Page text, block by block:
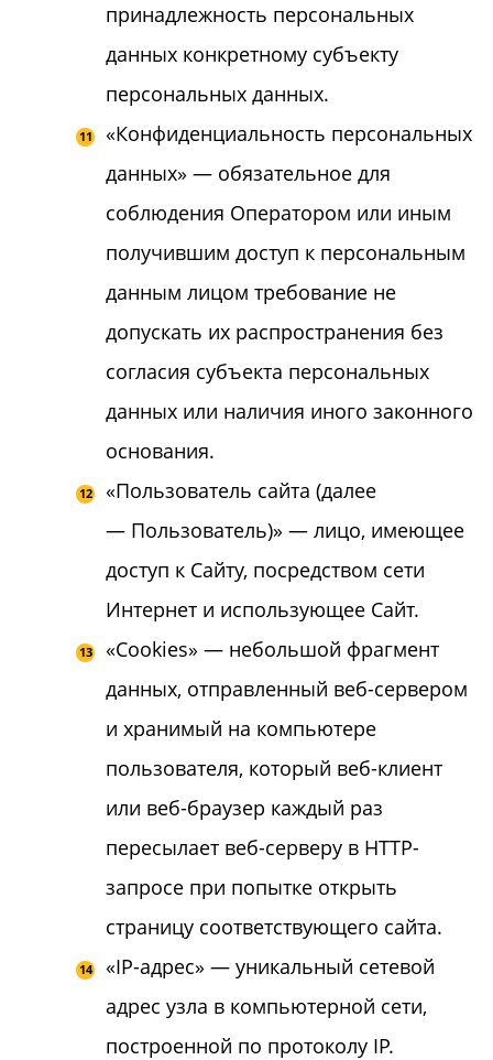
принадлежность персональных
данных конкретному субъекту
персональных данных.
«Конфиденциальность персональных
данных» — обязательное для
соблюдения Оператором или иным
получившим доступ к персональным
данным лицом требование не
допускать их распространения без
согласия субъекта персональных
данных или наличия иного законного
основания.
«Пользователь сайта (далее
— Пользователь)» — лицо, имеющее
доступ к Сайту, посредством сети
Интернет и использующее Сайт.
«Cookies» — небольшой фрагмент
данных, отправленный веб-сервером
и хранимый на компьютере
пользователя, который веб-клиент
или веб-браузер каждый раз
пересылает веб-серверу в HTTP-
запросе при попытке открыть
страницу соответствующего сайта.
«IP-адрес» — уникальный сетевой
адрес узла в компьютерной сети,
построенной по протоколу IP.